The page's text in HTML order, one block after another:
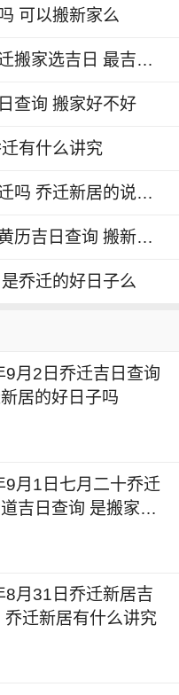
要合理。
循序渐进
个吉利的日子进行，
可以搬新家么
2026年8月29日七月十七乔迁搬家选吉日 最吉利的日子乔迁
查询 搬家好不好
有什么讲究
2026年8月27日可以搬家乔迁吗 乔迁新居的说法和讲究
2026年8月26日搬家乔迁老黄历吉日查询 搬新家好吗
乔迁的好日子么
9月2日乔迁吉日查询
居的好日子吗
9月1日七月二十乔迁
吉日查询 是搬家吉
8月31日乔迁新居吉
乔迁新居有什么讲究